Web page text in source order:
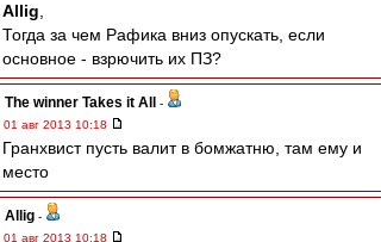
Allig
Тогда за чем Рафика вниз опускать, если
основное - взрючить их ПЗ?
The winner Takes it All
-
01 авг 2013 10:18
Гранхвист пусть валит в бомжатню, там ему и
место
Allig -
01 авг 2013 10:18